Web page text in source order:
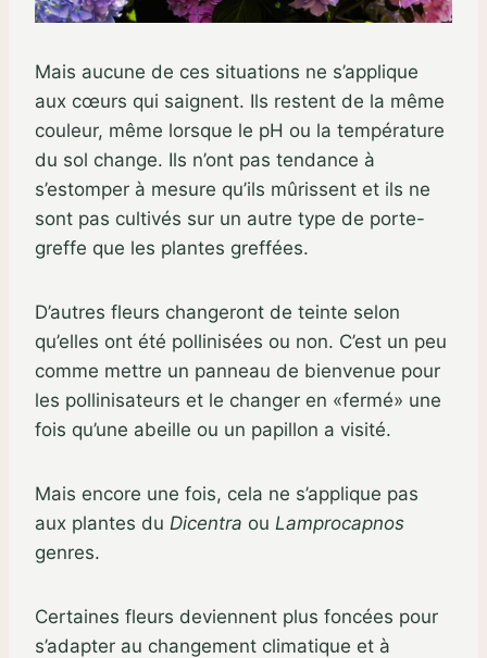
Mais aucune de ces situations ne s’applique
aux cœurs qui saignent. Ils restent de la même
couleur, même lorsque le pH ou la température
du sol change. Ils n’ont pas tendance à
s’estomper à mesure qu’ils mûrissent et ils ne
sont pas cultivés sur un autre type de porte-
greffe que les plantes greffées.
D’autres fleurs changeront de teinte selon
qu’elles ont été pollinisées ou non. C’est un peu
comme mettre un panneau de bienvenue pour
les pollinisateurs et le changer en «fermé» une
fois qu’une abeille ou un papillon a visité.
Mais encore une fois, cela ne s’applique pas
aux plantes du Dicentra ou Lamprocapnos
genres.
Certaines fleurs deviennent plus foncées pour
s’adapter au changement climatique et à